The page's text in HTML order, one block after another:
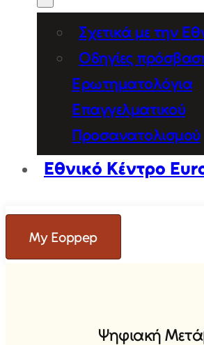
Σχετικά με την
Οδηγίες
Ερωτηματολόγια
Επαγγελματικού
Προσανατολισμού
Εθνικό Κέντρο
My Eoppep
Ψηφιακή Μετά